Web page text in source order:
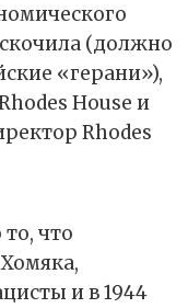
(должно
«герани»),
House и
Rhodes
что
и в 1944